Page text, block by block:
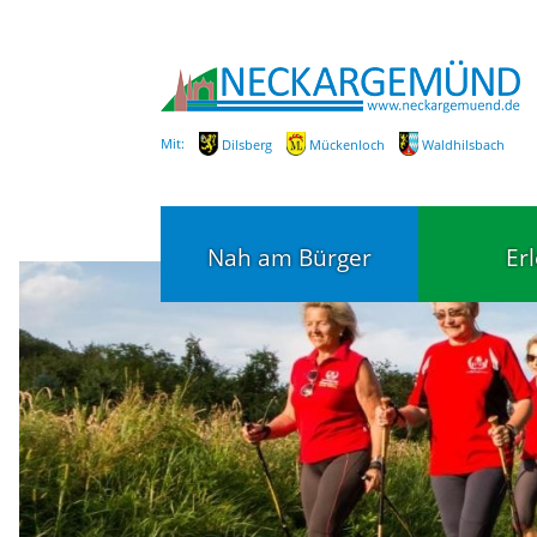
Mit: Dilsberg Mückenloch Waldhilsbach
Nah am Bürger
Bürgerservice
Fachbereiche / Mitarbeiter
SEPA
Bildung